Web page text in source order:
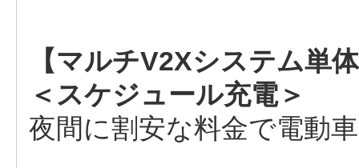
【マルチV2Xシステム単
＜スケジュール充電＞
夜間に割安な料金で電動